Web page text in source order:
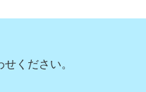
ください。